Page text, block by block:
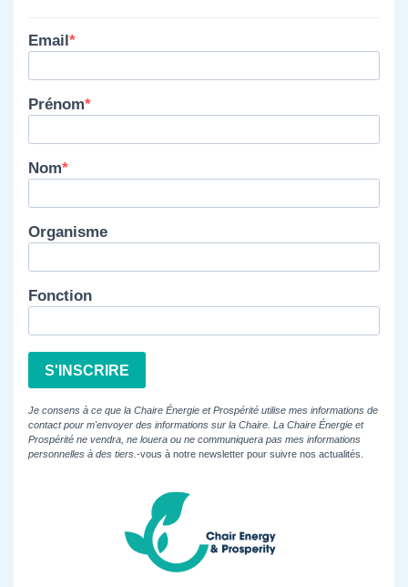
Email
Prénom
Nom
Organisme
Fonction
S'INSCRIRE
Je consens à ce que la Chaire Énergie et Prospérité utilise mes informations de
contact pour m'envoyer des informations sur la Chaire. La Chaire Énergie et
Prospérité ne vendra, ne louera ou ne communiquera pas mes informations
personnelles à des tiers. -vous à notre newsletter pour suivre nos actualités.